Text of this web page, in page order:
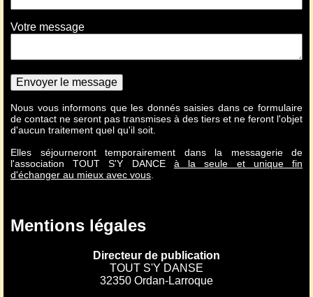
Votre message
Envoyer le message
Nous vous informons que les donnés saisies dans ce formulaire
de contact ne seront pas transmises à des tiers et ne feront l'objet
d'aucun traitement quel qu'il soit.
Elles séjourneront temporairement dans la messagerie de
l'association TOUT S'Y DANCE à la seule et unique fin
d'échanger au mieux avec vous
Mentions légales
Directeur de publication
TOUT S'Y DANSE
32350 Ordan-Larroque